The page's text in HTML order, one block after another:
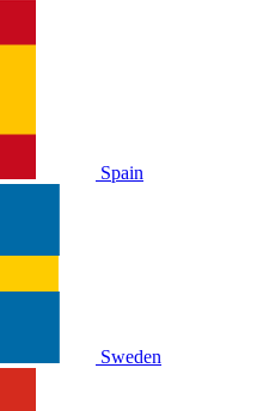
Spain
Sweden